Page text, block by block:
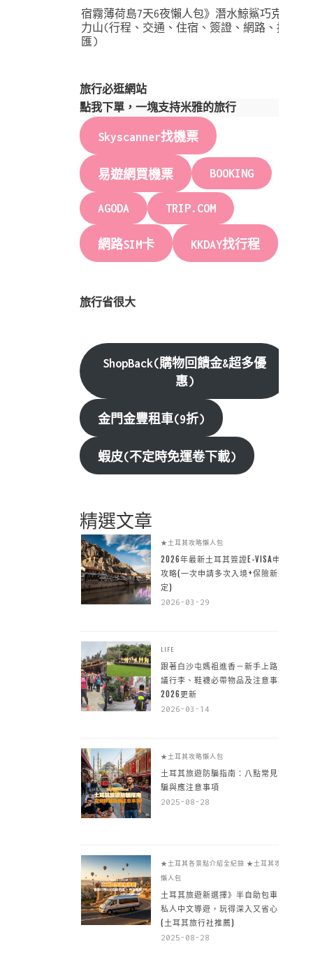
宿霧薄荷島7天6夜懶人包》潛水鯨鯊巧克
力山(行程、交通、住宿、簽證、網路、換
匯)
旅行必逛網站
點我下單，一塊支持米雅的旅行
Skyscanner找機票
易遊網買機票 BOOKING
AGODA TRIP.COM
網路SIM卡 KKDAY找行程
旅行省很大
ShopBack(購物回饋金&超多優
惠)
金門金豐租車(9折)
蝦皮(不定時免運卷下載)
精選文章
★土耳其攻略懶人包
2026年最新土耳其簽證E-VISA申請
攻略(一次申請多次入境+保險新規
定)
2026-03-29
LIFE
跟著白沙屯媽祖進香－新手上路建
議行李、鞋襪必帶物品及注意事項
2026更新
2026-03-14
★土耳其攻略懶人包
土耳其旅遊防騙指南：八點常見詐
騙與應注意事項
2025-08-28
★土耳其各景點介紹全紀錄 ★土耳其攻略
懶人包
土耳其旅遊新選擇》半自助包車 +
私人中文導遊，玩得深入又省心
(土耳其旅行社推薦)
2025-08-28